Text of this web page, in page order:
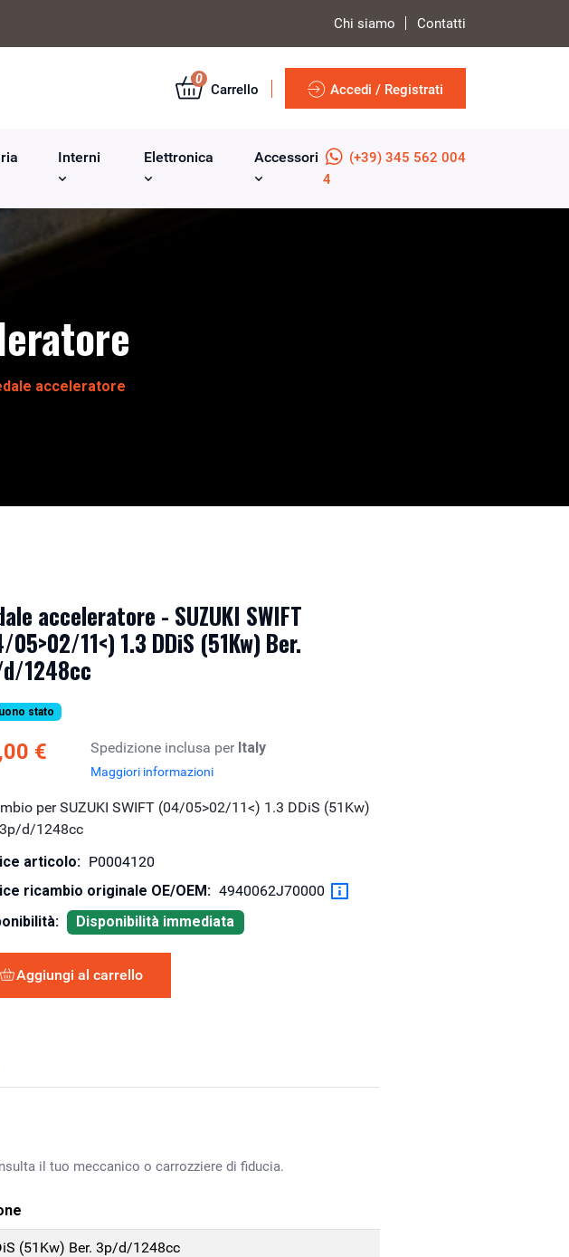
Chi siamo Contatti
0
Carrello Accedi / Registrati
Interni Elettronica Accessori
(+39) 345 562 004
4
acceleratore
acceleratore - SUZUKI SWIFT
05>02/11<) 1.3 DDiS (51Kw) Ber.
1248cc
stato
€ Spedizione inclusa per Italy
Maggiori informazioni
per SUZUKI SWIFT (04/05>02/11<) 1.3 DDiS (51Kw)
3p/d/1248cc
articolo: P0004120
ricambio originale OE/OEM: 4940062J70000
Disponibilità immediata
Aggiungi al carrello
il tuo meccanico o carrozziere di fiducia.
(51Kw) Ber. 3p/d/1248cc